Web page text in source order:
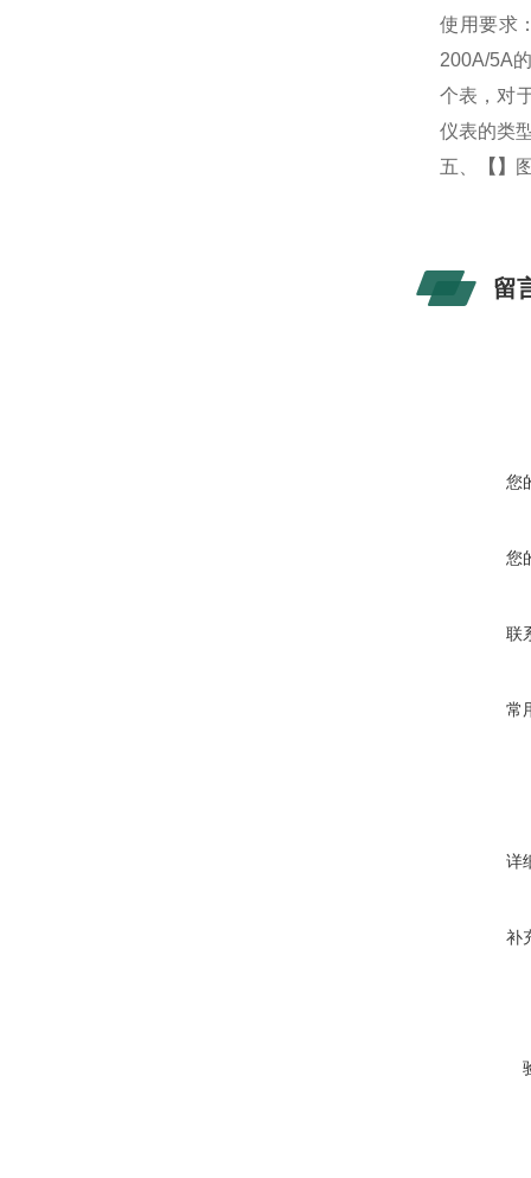
使用要求
200A/5A
个表，对
仪表的类
五、
【 】
留
您
您
联
常
详
补